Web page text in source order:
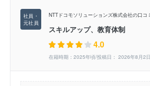
NTTドコモソリューションズ株式会社の口コ
スキルアップ、教育体制
4.0
在籍時期：2025年頃/投稿日： 2026年8月2日